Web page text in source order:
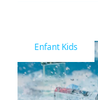
Enfant Kids